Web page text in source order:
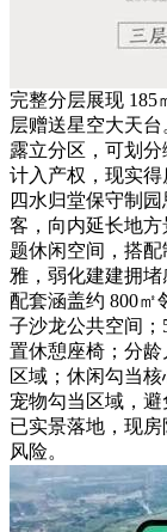
完整分层展现
层赠送星空大天
露立分区，可划
计入产权，现实
四水归堂保守制
客，向内延长地
题休闲空间，搭
雅，弱化建建拥
配套涵盖约 800㎡
子沙龙公共空间
置休憩座椅；分
区域；休闲勾当
宠物勾当区域，
已实景落地，现
风险。